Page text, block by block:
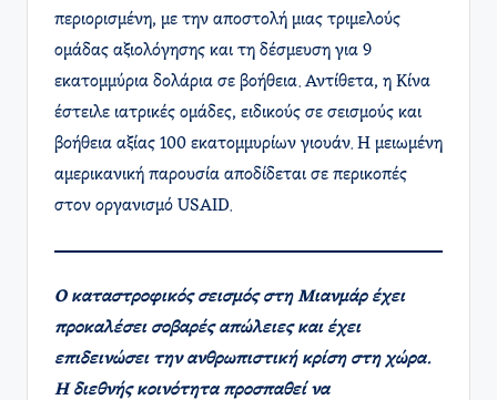
περιορισμένη, με την αποστολή μιας τριμελούς
ομάδας αξιολόγησης και τη δέσμευση για 9
εκατομμύρια δολάρια σε βοήθεια. Αντίθετα, η Κίνα
έστειλε ιατρικές ομάδες, ειδικούς σε σεισμούς και
βοήθεια αξίας 100 εκατομμυρίων γιουάν. Η μειωμένη
αμερικανική παρουσία αποδίδεται σε περικοπές
στον οργανισμό USAID.
Ο καταστροφικός σεισμός στη Μιανμάρ έχει
προκαλέσει σοβαρές απώλειες και έχει
επιδεινώσει την ανθρωπιστική κρίση στη χώρα.
Η διεθνής κοινότητα προσπαθεί να